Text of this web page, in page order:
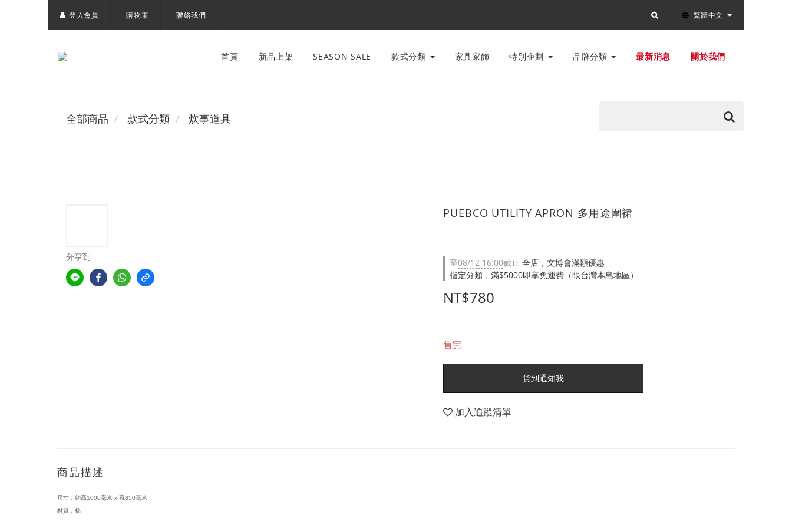
登入會員 購物車 聯絡我們 繁體中文
首頁 新品上架 SEASON SALE 款式分類 家具家飾 特別企劃 品牌分類 最新消息 關於我們
全部商品 款式分類 炊事道具
分享到
PUEBCO UTILITY APRON 多用途圍裙
至08/12 16:00截止 全店，文博會滿額優惠
指定分類，滿$5000即享免運費（限台灣本島地區）
NT$780
售完
貨到通知我
加入追蹤清單
商品描述
尺寸：約高1000毫米 x 寬850毫米
材質：棉